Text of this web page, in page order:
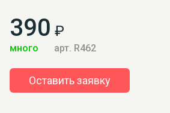
390 ₽
много арт. R462
Оставить заявку